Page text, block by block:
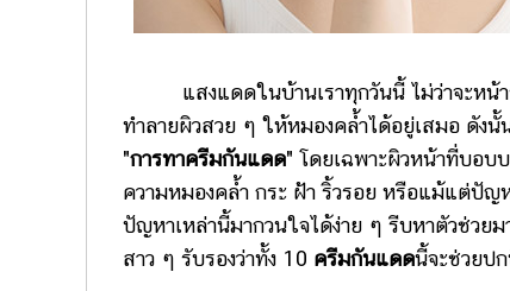
แสงแดดในบ้านเราทุกวันนี้ ไม่ว่าจะหน้าร้
ทำลายผิวสวย ๆ ให้หมองคล้ำได้อยู่เสมอ ดัง
"การทาครีมกันแดด" โดยเฉพาะผิวหน้าที่บอบ
ความหมองคล้ำ กระ ฝ้า ริ้วรอย หรือแม้แต่ปั
ปัญหาเหล่านี้มากวนใจได้ง่าย ๆ รีบหาตัวช่วย
สาว ๆ รับรองว่าทั้ง 10 ครีมกันแดดนี้จะช่วยป